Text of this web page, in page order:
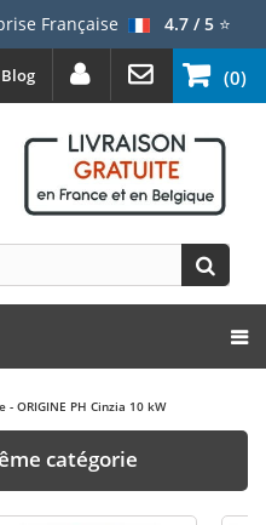
Française 4.7 / 5⭐
(0)
Blog
ORIGINE PH Cinzia 10 kW
catégorie